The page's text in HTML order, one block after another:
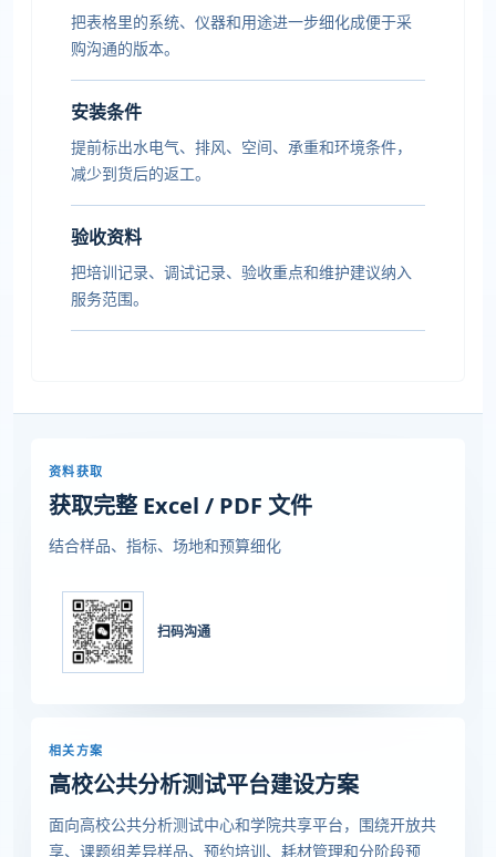
把表格里的系统、仪器和用途进一步细化成便于采
购沟通的版本。
安装条件
提前标出水电气、排风、空间、承重和环境条件，
减少到货后的返工。
验收资料
把培训记录、调试记录、验收重点和维护建议纳入
服务范围。
资料获取
获取完整 Excel / PDF 文件
结合样品、指标、场地和预算细化
扫码沟通
相关方案
高校公共分析测试平台建设方案
面向高校公共分析测试中心和学院共享平台，围绕开放共
享、课题组差异样品、预约培训、耗材管理和分阶段预